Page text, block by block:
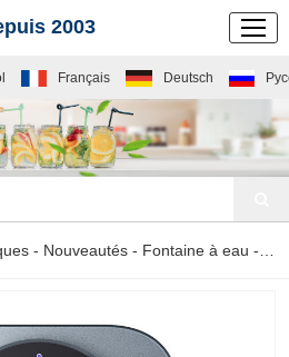
2003
Français Deutsch
- Nouveautés - Fontaine à eau - Distributeur d'eau mural avec réservoir d'eau chaude en acier inoxydable H13